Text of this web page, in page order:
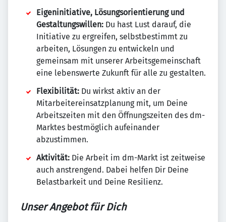
Eigeninitiative, Lösungsorientierung und
Gestaltungswillen: Du hast Lust darauf, die
Initiative zu ergreifen, selbstbestimmt zu
arbeiten, Lösungen zu entwickeln und
gemeinsam mit unserer Arbeitsgemeinschaft
eine lebenswerte Zukunft für alle zu gestalten.
Flexibilität: Du wirkst aktiv an der
Mitarbeitereinsatzplanung mit, um Deine
Arbeitszeiten mit den Öffnungszeiten des dm-
Marktes bestmöglich aufeinander
abzustimmen.
Aktivität: Die Arbeit im dm-Markt ist zeitweise
auch anstrengend. Dabei helfen Dir Deine
Belastbarkeit und Deine Resilienz.
Unser Angebot für Dich